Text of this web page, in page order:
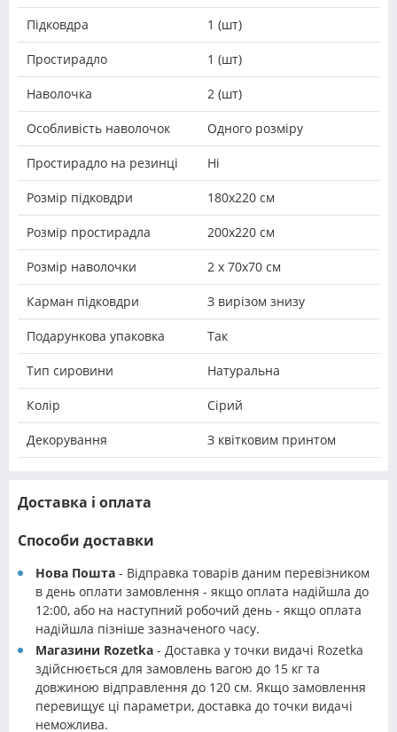
Підковдра 1 (шт)
Простирадло 1 (шт)
Наволочка 2 (шт)
Особливість наволочок Одного розміру
Простирадло на резинці Ні
Розмір підковдри 180х220 см
Розмір простирадла 200х220 см
Розмір наволочки 2 х 70х70 см
Карман підковдри З вирізом знизу
Подарункова упаковка Так
Тип сировини Натуральна
Колір Сірий
Декорування З квітковим принтом
Доставка і оплата
Способи доставки
Нова Пошта - Відправка товарів даним перевізником
в день оплати замовлення - якщо оплата надійшла до
12:00, або на наступний робочий день - якщо оплата
надійшла пізніше зазначеного часу.
Магазини Rozetka - Доставка у точки видачі Rozetka
здійснюється для замовлень вагою до 15 кг та
довжиною відправлення до 120 см. Якщо замовлення
перевищує ці параметри, доставка до точки видачі
неможлива.